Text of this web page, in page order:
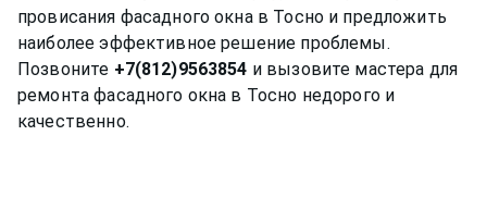
провисания фасадного окна в Тосно и предложить
наиболее эффективное решение проблемы.
Позвоните +7(812)9563854 и вызовите мастера для
ремонта фасадного окна в Тосно недорого и